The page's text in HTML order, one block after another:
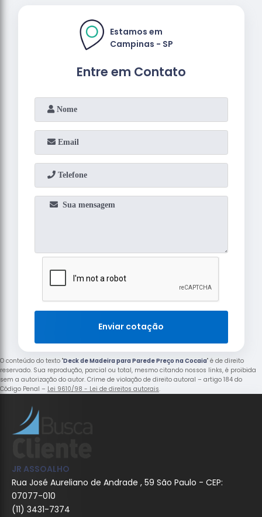
Entre em Contato
Estamos em
Campinas - SP
Enviar cotação
O conteúdo do texto "Deck de Madeira para Parede Preço na Cocaia" é de direito
reservado. Sua reprodução, parcial ou total, mesmo citando nossos links, é proibida
sem a autorização do autor. Crime de violação de direito autoral – artigo 184 do
Código Penal – Lei 9610/98 - Lei de direitos autorais.
JR ASSOALHO
Rua José Aureliano de Andrade , 59 São Paulo - CEP:
07077-010
(11) 3431-7374